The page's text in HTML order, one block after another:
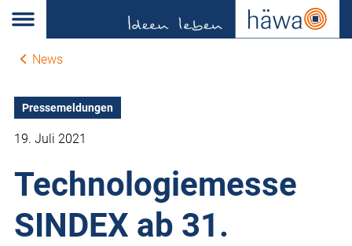
News
Pressemeldungen
19. Juli 2021
Technologiemesse
SINDEX ab 31.